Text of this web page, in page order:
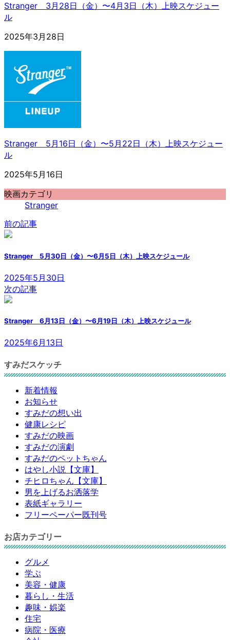
Stranger 3月28日（金）〜4月3日（木）上映スケジュー
ル
2025年3月28日
Stranger 5月16日（金）〜5月22日（木）上映スケジュー
ル
2025年5月16日
映画カテゴリ
Stranger
前の記事
Stranger 5月30日（金）〜6月5日（木）上映スケジュール
2025年5月30日
次の記事
Stranger 6月13日（金）〜6月19日（木）上映スケジュール
2025年6月13日
すみだスケッチ
新着情報
お知らせ
すみだの想い出
健康レシピ
すみだの映画
すみだの演劇
すみだのペットちゃん
はやし小説【文庫】
チヒロちゃん【文庫】
男を上げるお洒落学
表紙ギャラリー
フリーペーパー既刊号
お店カテゴリー
グルメ
学ぶ
美容・健康
暮らし・生活
趣味・娯楽
住宅
病院・医療